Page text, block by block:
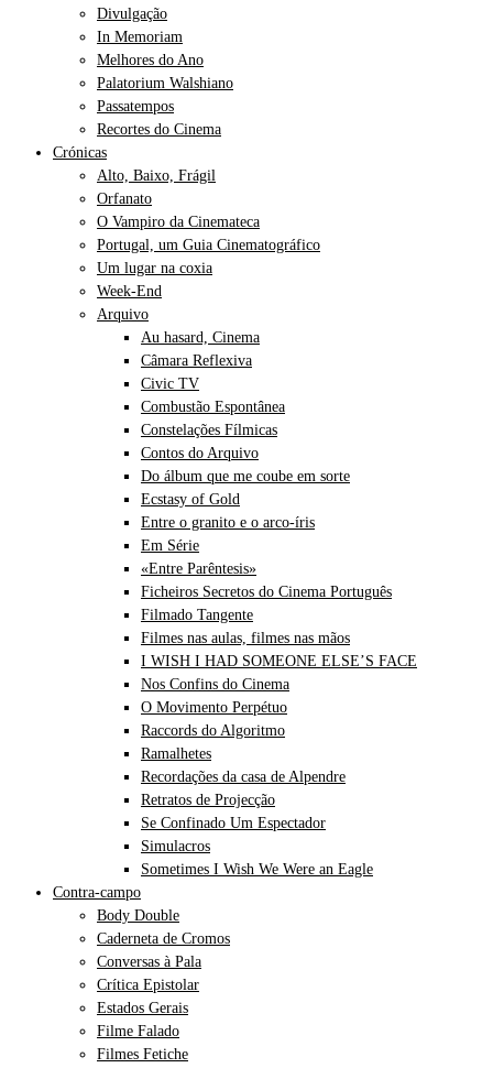
Divulgação
In Memoriam
Melhores do Ano
Palatorium Walshiano
Passatempos
Recortes do Cinema
Crónicas
Alto, Baixo, Frágil
Orfanato
O Vampiro da Cinemateca
Portugal, um Guia Cinematográfico
Um lugar na coxia
Week-End
Arquivo
Au hasard, Cinema
Câmara Reflexiva
Civic TV
Combustão Espontânea
Constelações Fílmicas
Contos do Arquivo
Do álbum que me coube em sorte
Ecstasy of Gold
Entre o granito e o arco-íris
Em Série
«Entre Parêntesis»
Ficheiros Secretos do Cinema Português
Filmado Tangente
Filmes nas aulas, filmes nas mãos
I WISH I HAD SOMEONE ELSE’S FACE
Nos Confins do Cinema
O Movimento Perpétuo
Raccords do Algoritmo
Ramalhetes
Recordações da casa de Alpendre
Retratos de Projecção
Se Confinado Um Espectador
Simulacros
Sometimes I Wish We Were an Eagle
Contra-campo
Body Double
Caderneta de Cromos
Conversas à Pala
Crítica Epistolar
Estados Gerais
Filme Falado
Filmes Fetiche